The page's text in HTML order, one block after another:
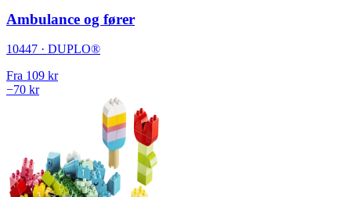
Ambulance og fører
10447 · DUPLO®
Fra 109 kr
−70 kr